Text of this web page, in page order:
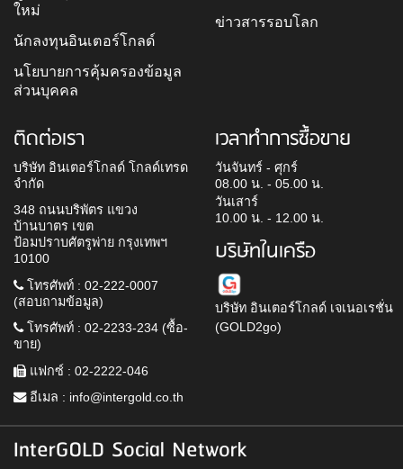
ใหม่
นักลงทุนอินเตอร์โกลด์
นโยบายการคุ้มครองข้อมูล
ส่วนบุคคล
ข่าวสารรอบโลก
ติดต่อเรา
บริษัท อินเตอร์โกลด์ โกลด์เทรด
จำกัด
348 ถนนบริพัตร แขวง
บ้านบาตร เขต
ป้อมปราบศัตรูพ่าย กรุงเทพฯ
10100
โทรศัพท์ : 02-222-0007
(สอบถามข้อมูล)
โทรศัพท์ : 02-2233-234 (ซื้อ-
ขาย)
แฟกซ์ : 02-2222-046
อีเมล : info@intergold.co.th
เวลาทำการซื้อขาย
วันจันทร์ - ศุกร์
08.00 น. - 05.00 น.
วันเสาร์
10.00 น. - 12.00 น.
บริษัทในเครือ
บริษัท อินเตอร์โกลด์ เจเนอเรชั่น
(GOLD2go)
InterGOLD Social Network